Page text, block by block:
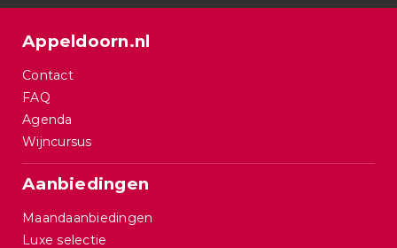
Appeldoorn.nl
Contact
FAQ
Agenda
Wijncursus
Aanbiedingen
Maandaanbiedingen
Luxe selectie